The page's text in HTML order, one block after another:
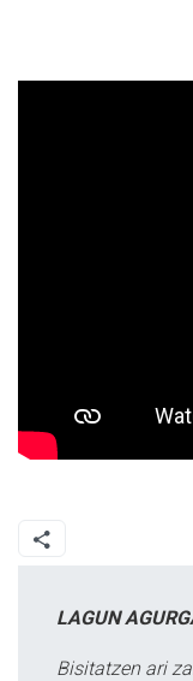
LAGUN
Bisitatzen ari